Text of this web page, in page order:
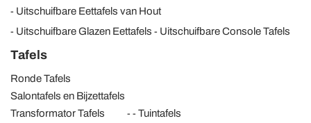
Uitschuifbare Eettafels van Hout
Uitschuifbare Glazen Eettafels
Uitschuifbare Console Tafels
Tafels
Ronde Tafels
Salontafels en Bijzettafels
Transformator Tafels
Tuintafels